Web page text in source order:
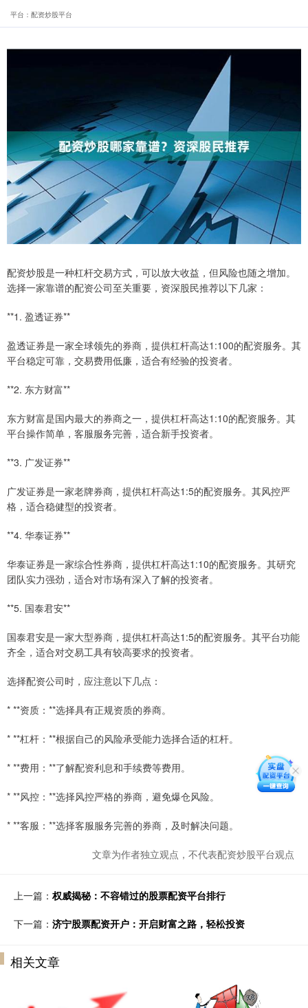
平台：配资炒股平台
配资炒股是一种杠杆交易方式，可以放大收益，但风险也随之增加。
选择一家靠谱的配资公司至关重要，资深股民推荐以下几家：
**1. 盈透证券**
盈透证券是一家全球领先的券商，提供杠杆高达1:100的配资服务。其
平台稳定可靠，交易费用低廉，适合有经验的投资者。
**2. 东方财富**
东方财富是国内最大的券商之一，提供杠杆高达1:10的配资服务。其
平台操作简单，客服服务完善，适合新手投资者。
**3. 广发证券**
广发证券是一家老牌券商，提供杠杆高达1:5的配资服务。其风控严
格，适合稳健型的投资者。
**4. 华泰证券**
华泰证券是一家综合性券商，提供杠杆高达1:10的配资服务。其研究
团队实力强劲，适合对市场有深入了解的投资者。
**5. 国泰君安**
国泰君安是一家大型券商，提供杠杆高达1:5的配资服务。其平台功能
齐全，适合对交易工具有较高要求的投资者。
选择配资公司时，应注意以下几点：
* **资质：**选择具有正规资质的券商。
* **杠杆：**根据自己的风险承受能力选择合适的杠杆。
* **费用：**了解配资利息和手续费等费用。
* **风控：**选择风控严格的券商，避免爆仓风险。
* **客服：**选择客服服务完善的券商，及时解决问题。
文章为作者独立观点，不代表配资炒股平台观点
上一篇： 权威揭秘：不容错过的股票配资平台排行
下一篇： 济宁股票配资开户：开启财富之路，轻松投资
相关文章